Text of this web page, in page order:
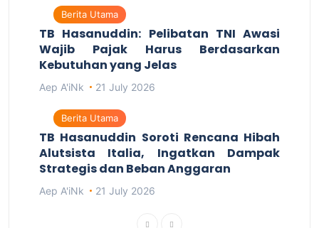
Berita Utama
TB Hasanuddin: Pelibatan TNI Awasi
Wajib Pajak Harus Berdasarkan
Kebutuhan yang Jelas
Aep A'iNk 21 July 2026
Berita Utama
TB Hasanuddin Soroti Rencana Hibah
Alutsista Italia, Ingatkan Dampak
Strategis dan Beban Anggaran
Aep A'iNk 21 July 2026